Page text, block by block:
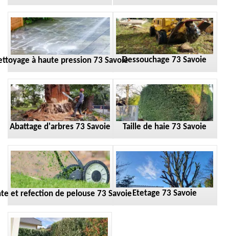
à haute pression 73 SavoieDessouchage 73 Savoie
Abattage d'arbres 73 Savoie Taille de haie 73 Savoie
et refection de pelouse 73 Savoie Etetage 73 Savoie